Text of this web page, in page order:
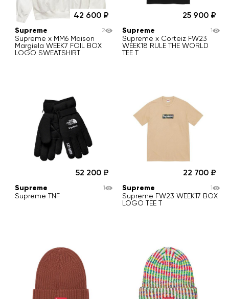
42 600
Supreme
Supreme x MM6 Maison
Margiela WEEK7 FOIL BOX
LOGO SWEATSHIRT
2
25 900
Supreme
Supreme x Corteiz FW23
WEEK18 RULE THE WORLD
TEE T
1
52 200
Supreme
Supreme TNF
1
22 700
Supreme
Supreme FW23 WEEK17 BOX
LOGO TEE T
1